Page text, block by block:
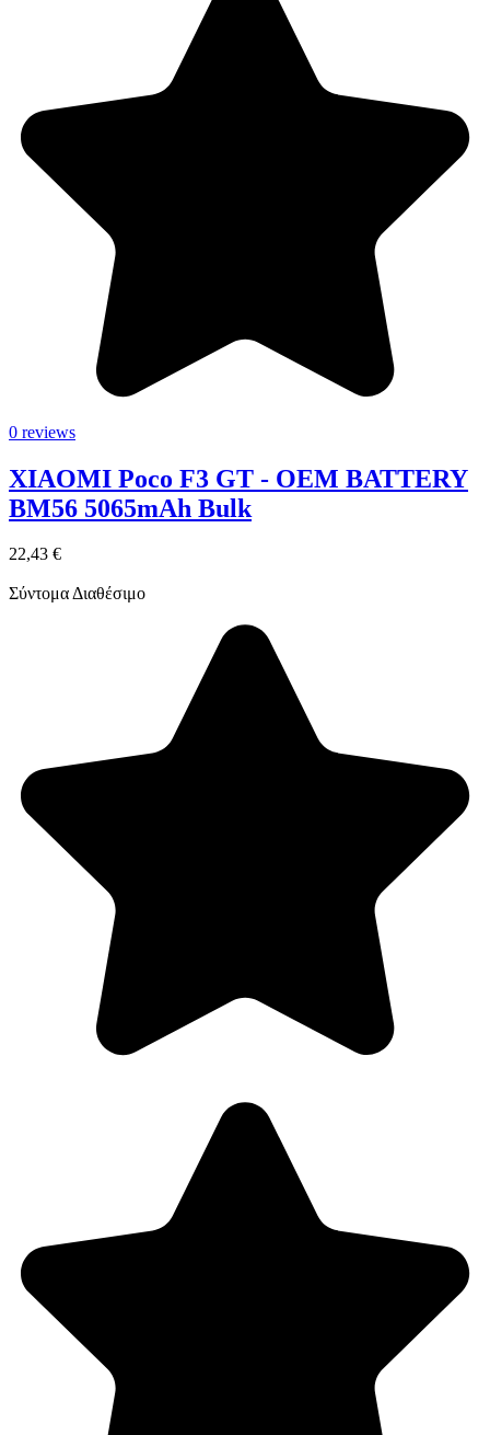
0 reviews
XIAOMI Poco F3 GT - OEM BATTERY
BM56 5065mAh Bulk
22,43 €
Σύντομα Διαθέσιμο